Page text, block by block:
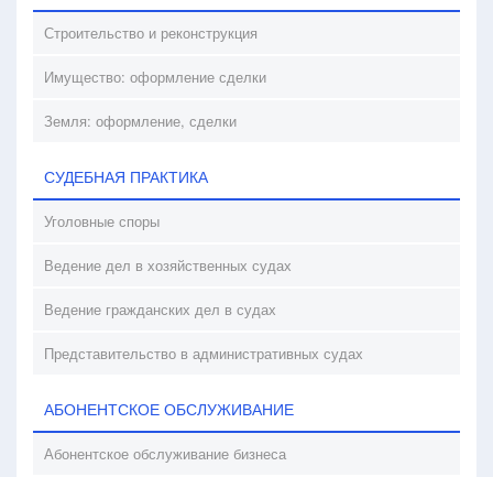
Строительство и реконструкция
Имущество: оформление сделки
Земля: оформление, сделки
СУДЕБНАЯ ПРАКТИКА
Уголовные споры
Ведение дел в хозяйственных судах
Ведение гражданских дел в судах
Представительство в административных судах
АБОНЕНТСКОЕ ОБСЛУЖИВАНИЕ
Абонентское обслуживание бизнеса